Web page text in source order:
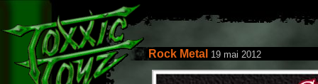
Rock Metal 19 mai 2012